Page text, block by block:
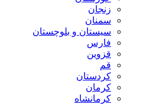
زنجان
سمنان
سیستان و بلوچستان
فارس
قزوین
قم
کردستان
کرمان
کرمانشاه